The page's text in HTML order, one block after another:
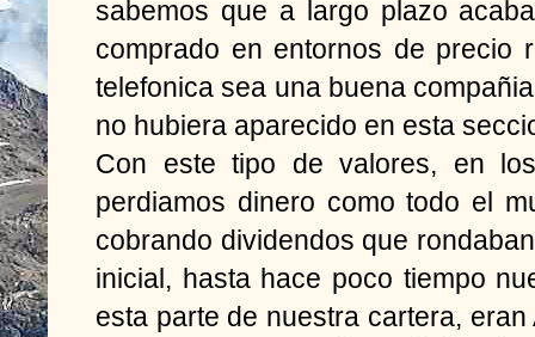
sabemos que a largo plazo
comprado en entornos de precio
telefonica sea una buena
no hubiera aparecido en esta
Con este tipo de valores, en
perdiamos dinero como todo el
cobrando dividendos que
inicial, hasta hace poco tiempo
esta parte de nuestra cartera,